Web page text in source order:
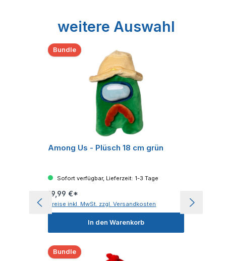
Produktgalerie überspringen
weitere Auswahl
Bundle
Among Us - Plüsch 18 cm grün
Sofort verfügbar, Lieferzeit: 1-3 Tage
19,99 €*
Preise inkl. MwSt. zzgl. Versandkosten
In den Warenkorb
Bundle